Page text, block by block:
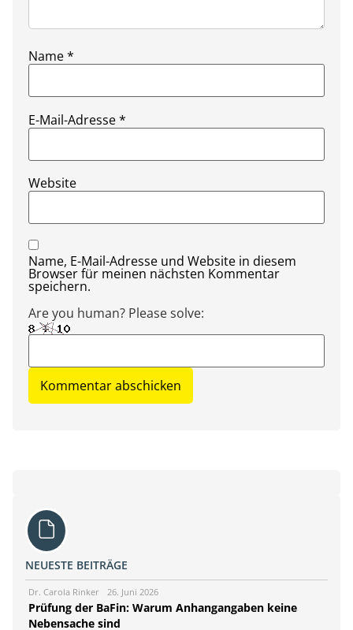
Name*
E-Mail-Adresse*
Website
Name, E-Mail-Adresse und Website in diesem
Browser für meinen nächsten Kommentar
speichern.
Are you human? Please solve:
NEUESTE BEITRÄGE
Dr. Carola Rinker 26. Juni 2026
Prüfung der BaFin: Warum Anhangangaben keine
Nebensache sind